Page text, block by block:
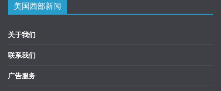
美国西部新闻
关于我们
联系我们
广告服务